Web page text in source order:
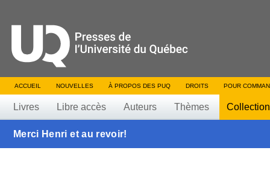
ACCUEIL NOUVELLES À PROPOS DES PUQ DROITS POUR
Livres Libre accès Auteurs Thèmes
Merci Henri et au revoir!